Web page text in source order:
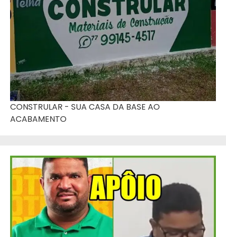
CONSTRULAR - SUA CASA DA BASE AO
ACABAMENTO